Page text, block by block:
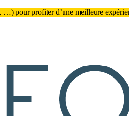
pour profiter d’une meilleure